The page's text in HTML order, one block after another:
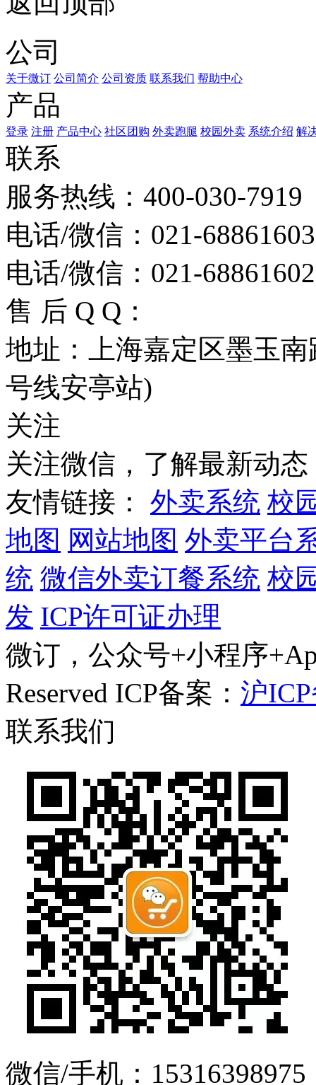
公司
关于微订 公司简介 公司资质 联系我们 帮助中心
产品
登录 注册 产品中心 社区团购 外卖跑腿 校园外卖 系统介绍 解
联系
服务热线：400-030-7919
电话/微信：021-
电话/微信：021-
售 后 Q Q：
地址：上海嘉定区墨玉
号线安亭站)
关注
关注微信，了解最新动态
友情链接：
外卖系统 校
地图 网站地图 外卖平台
统 微信外卖订餐系统 校
发 ICP许可证办理
微订，公众号+小程序
Reserved ICP备案： 沪
联系我们
微信/手机：15316398975